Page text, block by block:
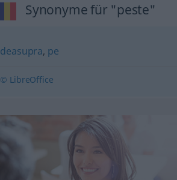
Synonyme für "peste"
deasupra, pe
© LibreOffice